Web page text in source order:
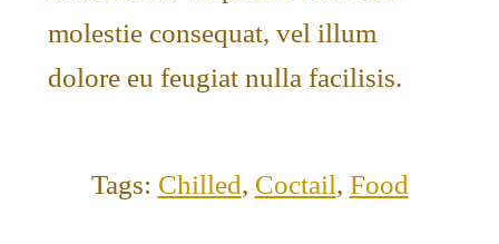
molestie consequat, vel illum
dolore eu feugiat nulla facilisis.
Tags: Chilled, Coctail, Food